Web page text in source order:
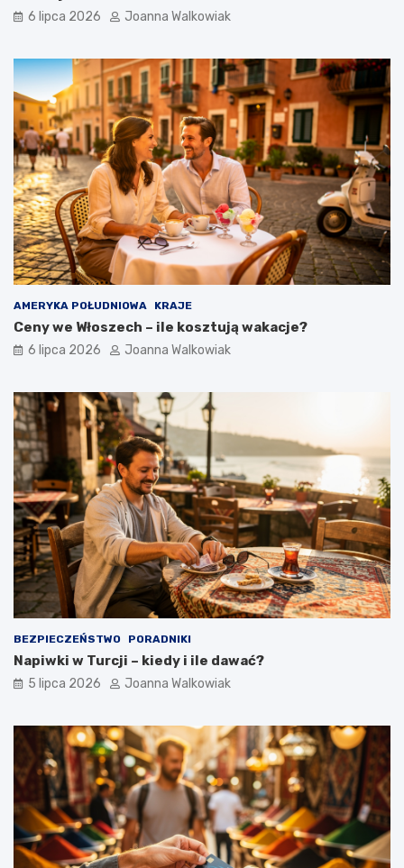
6 lipca 2026 Joanna Walkowiak
AMERYKA POŁUDNIOWA KRAJE
Ceny we Włoszech – ile kosztują wakacje?
6 lipca 2026 Joanna Walkowiak
BEZPIECZEŃSTWO PORADNIKI
Napiwki w Turcji – kiedy i ile dawać?
5 lipca 2026 Joanna Walkowiak